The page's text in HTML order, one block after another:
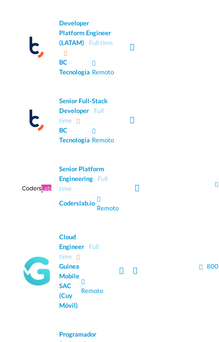
Developer
Platform Engineer
(LATAM)
Full time
BC
Tecnología
·
Remoto
Senior Full-Stack
Developer
Full
time
BC
Tecnología
·
Remoto
Senior Platform
Engineering
Full
time
Coderslab.io·
Remoto
Cloud
Engineer
Full
time
Guinea
Mobile
SAC
(Cuy
Móvil)
·
Remoto
Programador